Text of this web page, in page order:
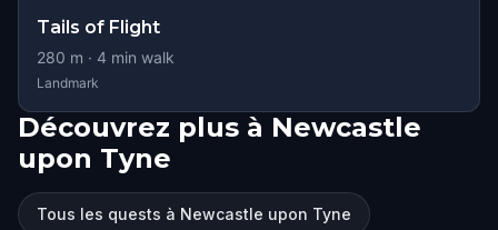
Tails of Flight
280 m · 4 min walk
Landmark
Découvrez plus à Newcastle
upon Tyne
Tous les quests à Newcastle upon Tyne